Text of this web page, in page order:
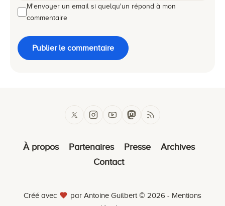
M'envoyer un email si quelqu'un répond à mon
commentaire
Publier le commentaire
À propos Partenaires Presse
Archives
Contact
Créé avec par Antoine Guilbert © 2026 - Mentions